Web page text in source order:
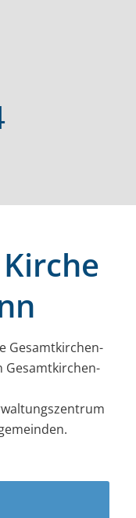
Gesamt­kirchen­
Gesamt­kirchen­